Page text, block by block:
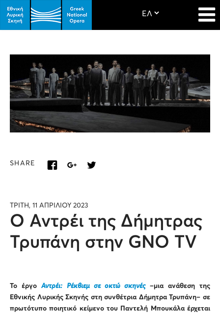
SHARE
ΤΡΙΤΗ, 11 ΑΠΡΙΛΙΟΥ 2023
Ο Αντρέι της Δήμητρας
Τρυπάνη στην GNO TV
Το έργοΑντρέι: Ρέκβιεμ σε οκτώ σκηνές –μια ανάθεση της
Εθνικής Λυρικής Σκηνής στη συνθέτρια Δήμητρα Τρυπάνη– σε
πρωτότυπο ποιητικό κείμενο του Παντελή Μπουκάλα έρχεται